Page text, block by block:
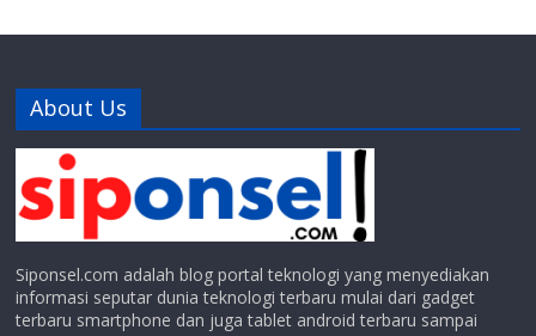
About Us
Siponsel.com adalah blog portal teknologi yang menyediakan
informasi seputar dunia teknologi terbaru mulai dari gadget
terbaru smartphone dan juga tablet android terbaru sampai